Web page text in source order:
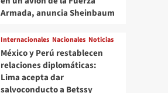
Armada, anuncia Sheinbaum
Internacionales Nacionales Noticias
México y Perú restablecen
relaciones diplomáticas:
Lima acepta dar
salvoconducto a Betssy